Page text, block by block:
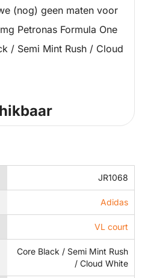
(nog) geen maten voor
Petronas Formula One
/ Semi Mint Rush / Cloud
JR1068
Adidas
VL court
Core Black / Semi Mint Rush
/ Cloud White